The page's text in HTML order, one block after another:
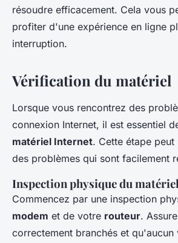
résoudre efficacement. Cela vous
profiter d'une expérience en ligne
interruption.
Vérification du matériel
Lorsque vous rencontrez des
connexion Internet, il est essentiel
matériel Internet. Cette étape
des problèmes qui sont facilement
Inspection physique du
Commencez par une inspection
modem et de votre routeur.
correctement branchés et